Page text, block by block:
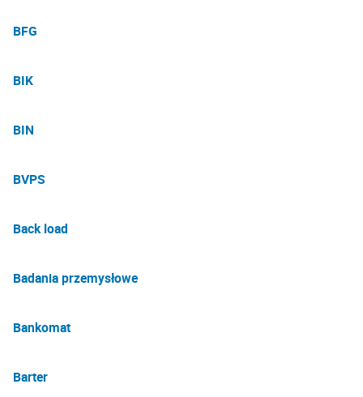
BFG
BIK
BIN
BVPS
Back load
Badania przemysłowe
Bankomat
Barter